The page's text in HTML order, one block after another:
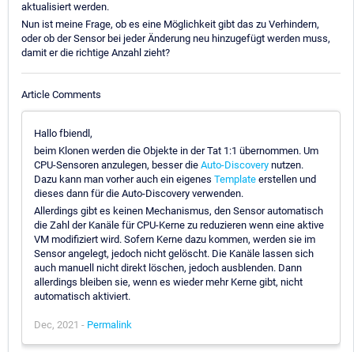
aktualisiert werden.
Nun ist meine Frage, ob es eine Möglichkeit gibt das zu Verhindern,
oder ob der Sensor bei jeder Änderung neu hinzugefügt werden muss,
damit er die richtige Anzahl zieht?
Article Comments
Hallo fbiendl,
beim Klonen werden die Objekte in der Tat 1:1 übernommen. Um
CPU-Sensoren anzulegen, besser die Auto-Discovery nutzen.
Dazu kann man vorher auch ein eigenes Template erstellen und
dieses dann für die Auto-Discovery verwenden.
Allerdings gibt es keinen Mechanismus, den Sensor automatisch
die Zahl der Kanäle für CPU-Kerne zu reduzieren wenn eine aktive
VM modifiziert wird. Sofern Kerne dazu kommen, werden sie im
Sensor angelegt, jedoch nicht gelöscht. Die Kanäle lassen sich
auch manuell nicht direkt löschen, jedoch ausblenden. Dann
allerdings bleiben sie, wenn es wieder mehr Kerne gibt, nicht
automatisch aktiviert.
Dec, 2021 - Permalink